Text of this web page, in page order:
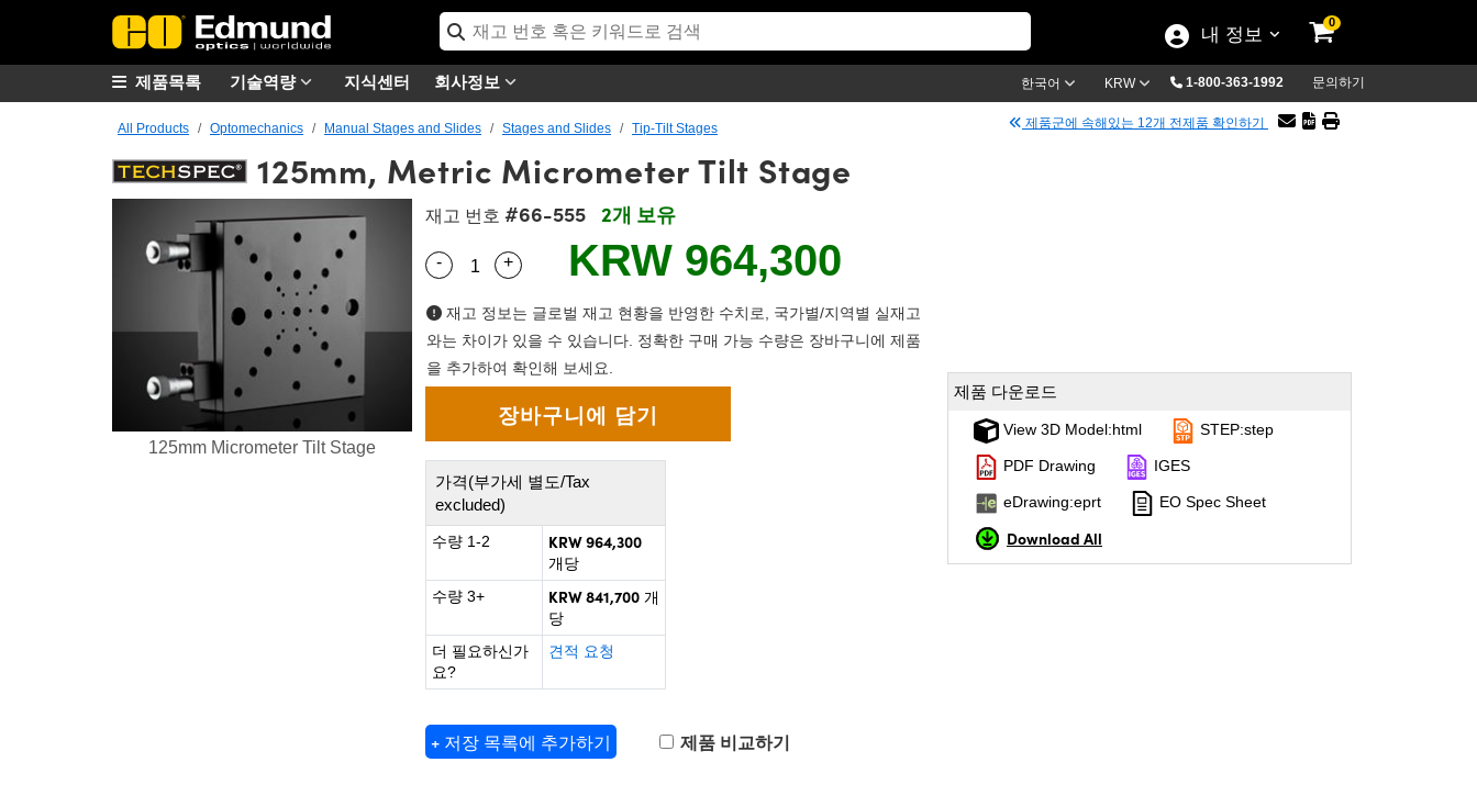
내 정보
0
기술역량 지식센터 회사정보 한국어 KRW 1-800-363-1992 문의하기
제품목록
All Products Optomechanics Manual Stages and Slides Stages and Slides Tip-Tilt Stages 제품군에 속해있는 12개 전제품 확인하기
125mm, Metric Micrometer Tilt Stage
125mm Micrometer Tilt Stage
재고 번호 #66-555 2개 보유
Quantity Selector
- Use the plus and minus buttons to adjust the quantity.
+ KRW 964,300
재고 정보는 글로벌 재고 현황을 반영한 수치로, 국가별/지역별 실재고
와는 차이가 있을 수 있습니다. 정확한 구매 가능 수량은 장바구니에 제품
을 추가하여 확인해 보세요.
가격(부가세 별도/Tax
excluded)
수량 1-2 KRW 964,300
개당
수량 3+
KRW 841,700 개
당
더 필요하신가
요?
견적 요청
+ 저장 목록에 추가하기 제품 비교하기
제품 다운로드
View 3D Model:html STEP:step
PDF Drawing IGES
eDrawing:eprt EO Spec Sheet
Download All